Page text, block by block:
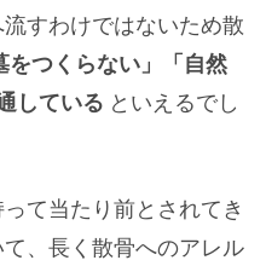
すわけではないため散
をつくらない」「自然
している といえるでし
て当たり前とされてき
、長く散骨へのアレル